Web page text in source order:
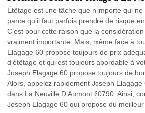
Étêtage est une tâche que n’importe qui
parce qu’il faut parfois prendre de risque en
C’est pour cette raison que la
vraiment importante. Mais, même face à
Elagage 60 propose toujours de prix
d’étêtage et qui est toujours abordable à
Joseph Elagage 60 propose toujours de
Alors, appelez rapidement Joseph Elagage
dans La Neuville D Aumont 60790. Ainsi,
Joseph Elagage 60 qui propose du meilleur